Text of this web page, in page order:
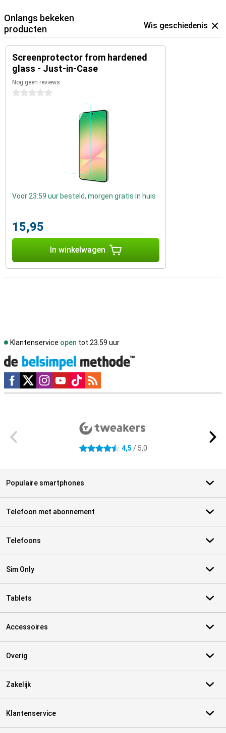
Onlangs bekeken
producten
Wis geschiedenis
Screenprotector from hardened
glass - Just-in-Case
Nog geen reviews
0 sterren
Voor 23:59 uur besteld, morgen gratis in huis
15,95
In winkelwagen
Klantenservice open tot 23.59 uur
Social media
4.5 sterren 4,5 / 5,0
Populaire smartphones
Telefoon met abonnement
Telefoons
Sim Only
Tablets
Accessoires
Overig
Zakelijk
Klantenservice